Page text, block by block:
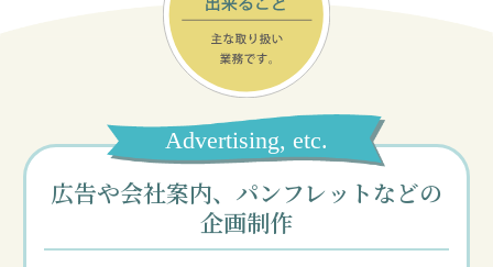
Advertising, etc.
広告や会社案内、パンフレットなどの
企画制作